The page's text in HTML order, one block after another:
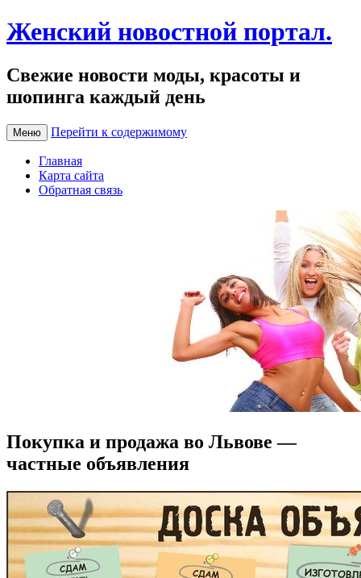
Женский новостной портал.
Свежие новости моды, красоты и
шопинга каждый день
Меню Перейти к содержимому
Главная
Карта сайта
Обратная связь
Покупка и продажа во Львове —
частные объявления